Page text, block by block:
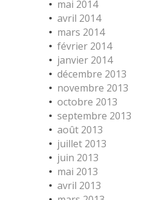
mai 2014
avril 2014
mars 2014
février 2014
janvier 2014
décembre 2013
novembre 2013
octobre 2013
septembre 2013
août 2013
juillet 2013
juin 2013
mai 2013
avril 2013